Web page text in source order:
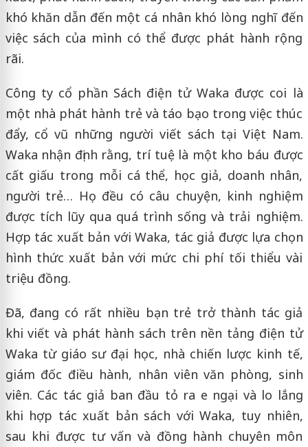
khó khăn dẫn đến một cá nhân khó lòng nghĩ đến
việc sách của mình có thể được phát hành rộng
rãi.
Công ty cổ phần Sách điện tử Waka được coi là
một nhà phát hành trẻ và táo bạo trong việc thúc
đẩy, cổ vũ những người viết sách tại Việt Nam.
Waka nhận định rằng, trí tuệ là một kho báu được
cất giấu trong mỗi cá thể, học giả, doanh nhân,
người trẻ… Họ đều có câu chuyện, kinh nghiệm
được tích lũy qua quá trình sống và trải nghiệm.
Hợp tác xuất bản với Waka, tác giả được lựa chọn
hình thức xuất bản với mức chi phí tối thiểu vài
triệu đồng.
Đã, đang có rất nhiều bạn trẻ trở thành tác giả
khi viết và phát hành sách trên nền tảng điện tử
Waka từ giáo sư đại học, nhà chiến lược kinh tế,
giám đốc điều hành, nhân viên văn phòng, sinh
viên. Các tác giả ban đầu tỏ ra e ngại và lo lắng
khi hợp tác xuất bản sách với Waka, tuy nhiên,
sau khi được tư vấn và đồng hành chuyên môn